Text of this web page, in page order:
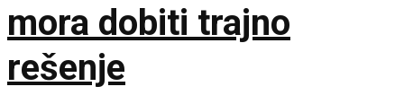
mora dobiti trajno
rešenje